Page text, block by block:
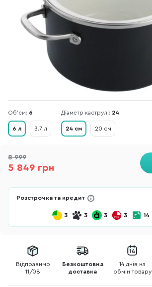
Об'єм: 6
6 л 3.7 л
Діаметр каструлі: 24
24 см 20 см
8 999
5 849 грн
Розстрочка та кредит
3 3 3 3 14
Відправимо
11/08
Безкоштовна
доставка
14 днів на
обмін товару